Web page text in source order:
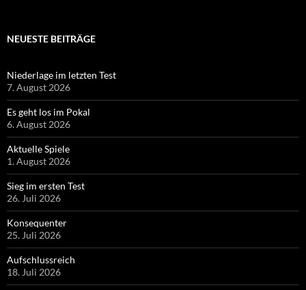
NEUESTE BEITRÄGE
Niederlage im letzten Test
7. August 2026
Es geht los im Pokal
6. August 2026
Aktuelle Spiele
1. August 2026
Sieg im ersten Test
26. Juli 2026
Konsequenter
25. Juli 2026
Aufschlussreich
18. Juli 2026